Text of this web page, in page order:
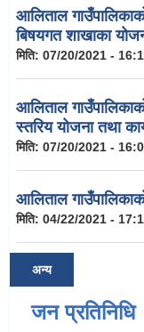
आलिताल
बिषयगत शाखाका
मिति: 07/20/2021 -
आलिताल
स्तरिय योजना तथा
मिति: 07/20/2021 -
आलिताल
मिति: 04/22/2021 -
अन्य
जन प्रतिनिधि